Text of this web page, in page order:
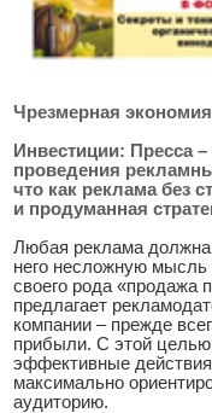
Чрезмерная экономия
Инвестиции: Пресса
проведения
что как реклама без
и продуманная
Любая реклама должна
него несложную мысль
своего рода «продажа
предлагает
компании – прежде
прибыли. С этой
эффективные
максимально
аудиторию.